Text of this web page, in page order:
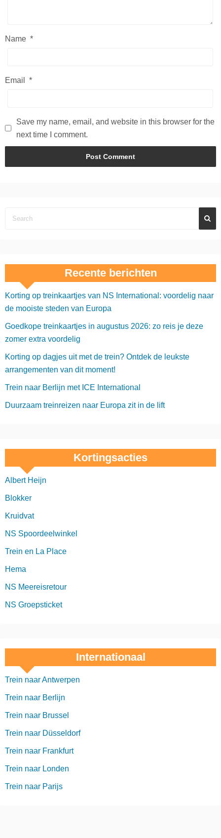
Name *
Email *
Save my name, email, and website in this browser for the
next time I comment.
Recente berichten
Korting op treinkaartjes van NS International: voordelig naar
de mooiste steden van Europa
Goedkope treinkaartjes in augustus 2026: zo reis je deze
zomer extra voordelig
Korting op dagjes uit met de trein? Ontdek de leukste
arrangementen van dit moment!
Trein naar Berlijn met ICE International
Duurzaam treinreizen naar Europa zit in de lift
Kortingsacties
Albert Heijn
Blokker
Kruidvat
NS Spoordeelwinkel
Trein en La Place
Hema
NS Meereisretour
NS Groepsticket
Internationaal
Trein naar Antwerpen
Trein naar Berlijn
Trein naar Brussel
Trein naar Düsseldorf
Trein naar Frankfurt
Trein naar Londen
Trein naar Parijs